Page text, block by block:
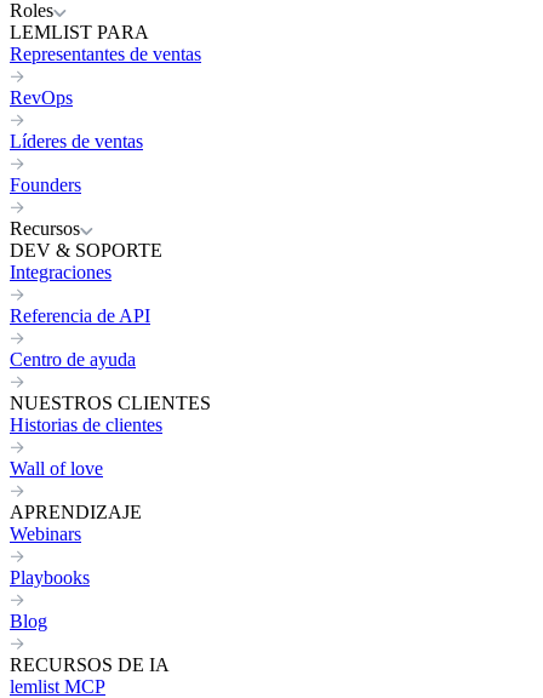
Roles
LEMLIST PARA
Representantes de ventas
RevOps
Líderes de ventas
Founders
Recursos
DEV & SOPORTE
Integraciones
Referencia de API
Centro de ayuda
NUESTROS CLIENTES
Historias de clientes
Wall of love
APRENDIZAJE
Webinars
Playbooks
Blog
RECURSOS DE IA
lemlist MCP